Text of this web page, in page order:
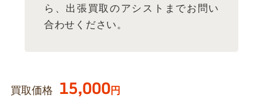
ら、出張買取のアシストまでお問い
合わせください。
買取価格 15,000円